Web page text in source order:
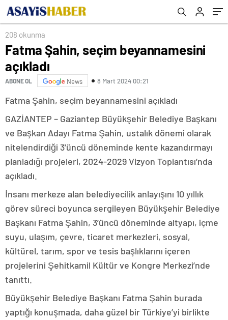
208 okunma
Fatma Şahin, seçim beyannamesini
açıkladı
ABONE OL News 8 Mart 2024 00:21
Fatma Şahin, seçim beyannamesini açıkladı
GAZİANTEP – Gaziantep Büyükşehir Belediye Başkanı
ve Başkan Adayı Fatma Şahin, ustalık dönemi olarak
nitelendirdiği 3’üncü döneminde kente kazandırmayı
planladığı projeleri, 2024-2029 Vizyon Toplantısı’nda
açıkladı.
İnsanı merkeze alan belediyecilik anlayışını 10 yıllık
görev süreci boyunca sergileyen Büyükşehir Belediye
Başkanı Fatma Şahin, 3’üncü döneminde altyapı, içme
suyu, ulaşım, çevre, ticaret merkezleri, sosyal,
kültürel, tarım, spor ve tesis başlıklarını içeren
projelerini Şehitkamil Kültür ve Kongre Merkezi’nde
tanıttı.
Büyükşehir Belediye Başkanı Fatma Şahin burada
yaptığı konuşmada, daha güzel bir Türkiye’yi birlikte